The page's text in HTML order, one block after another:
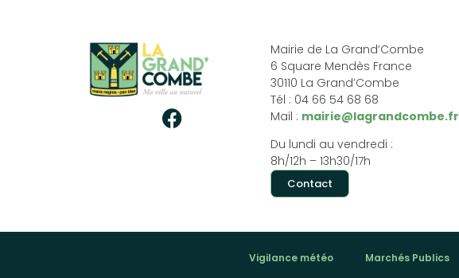
Mairie de La Grand’Combe
6 Square Mendès France
30110 La Grand’Combe
Tél : 04 66 54 68 68
Mail : mairie@lagrandcombe.fr
Du lundi au vendredi :
8h/12h – 13h30/17h
Contact
Vigilance météo Marchés Publics